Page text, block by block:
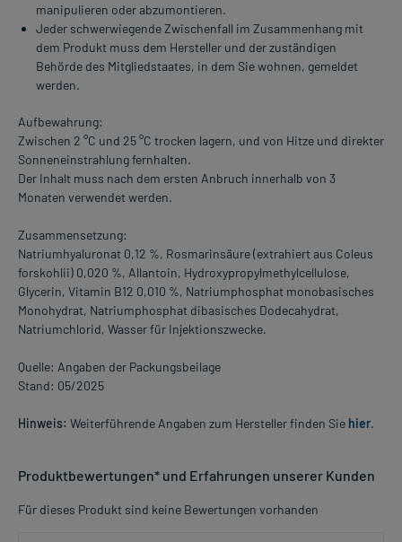
manipulieren oder abzumontieren.
Jeder schwerwiegende Zwischenfall im Zusammenhang mit
dem Produkt muss dem Hersteller und der zuständigen
Behörde des Mitgliedstaates, in dem Sie wohnen, gemeldet
werden.
Aufbewahrung:
Zwischen 2 °C und 25 °C trocken lagern, und von Hitze und direkter
Sonneneinstrahlung fernhalten.
Der Inhalt muss nach dem ersten Anbruch innerhalb von 3
Monaten verwendet werden.
Zusammensetzung:
Natriumhyaluronat 0,12 %, Rosmarinsäure (extrahiert aus Coleus
forskohlii) 0,020 %, Allantoin, Hydroxypropylmethylcellulose,
Glycerin, Vitamin B12 0,010 %, Natriumphosphat monobasisches
Monohydrat, Natriumphosphat dibasisches Dodecahydrat,
Natriumchlorid, Wasser für Injektionszwecke.
Quelle: Angaben der Packungsbeilage
Stand: 05/2025
Hinweis: Weiterführende Angaben zum Hersteller finden Sie hier.
Produktbewertungen* und Erfahrungen unserer Kunden
Für dieses Produkt sind keine Bewertungen vorhanden